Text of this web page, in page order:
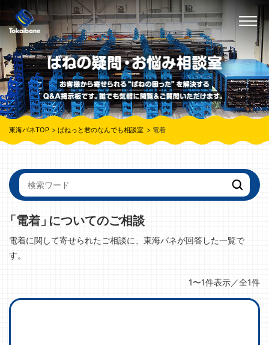
東海バネTOP ばねっと君のなんでも相談室 電着
「電着」についてのご相談
電着に関して寄せられたご相談に、東海バネが回答した一覧で
す。
1〜1件表示／全1件